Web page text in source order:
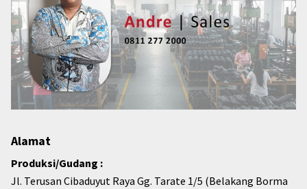
Alamat
Produksi/Gudang :
Jl. Terusan Cibaduyut Raya Gg. Tarate 1/5 (Belakang Borma